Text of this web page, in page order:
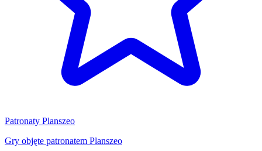
Patronaty Planszeo
Gry objęte patronatem Planszeo